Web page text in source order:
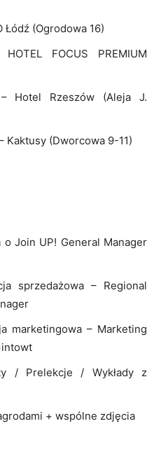
Łódź (Ogrodowa 16)
FOCUS PREMIUM
Hotel Rzeszów (Aleja J.
Kaktusy (Dworcowa 9-11)
o Join UP! General Manager
sprzedażowa – Regional
marketingowa – Marketing
/ Prelekcje / Wykłady z
+ wspólne zdjęcia